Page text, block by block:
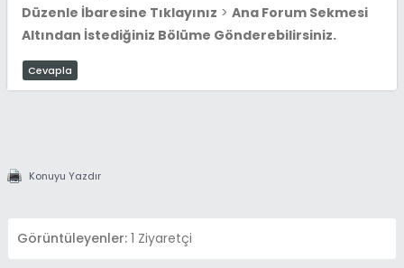
Düzenle İbaresine Tıklayınız > Ana Forum Sekmesi
Altından İstediğiniz Bölüme Gönderebilirsiniz.
Cevapla
Konuyu Yazdır
Görüntüleyenler: 1 Ziyaretçi